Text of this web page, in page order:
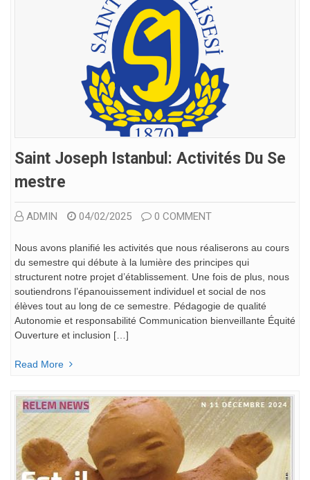
Saint Joseph Istanbul: Activités Du Se
Mestre
ADMIN 04/02/2025 0 COMMENT
Nous avons planifié les activités que nous réaliserons au cours
du semestre qui débute à la lumière des principes qui
structurent notre projet d’établissement. Une fois de plus, nous
soutiendrons l’épanouissement individuel et social de nos
élèves tout au long de ce semestre. Pédagogie de qualité
Autonomie et responsabilité Communication bienveillante Équité
Ouverture et inclusion […]
Read More